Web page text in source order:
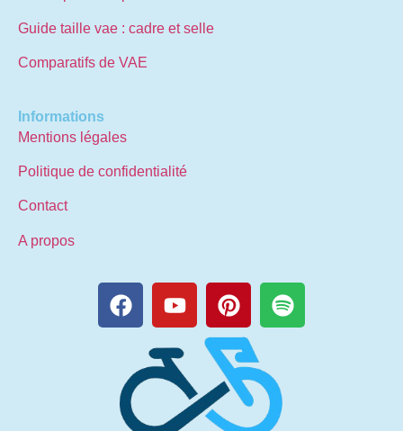
Guide taille vae : cadre et selle
Comparatifs de VAE
Informations
Mentions légales
Politique de confidentialité
Contact
A propos